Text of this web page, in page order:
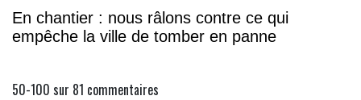
En chantier : nous râlons contre ce qui
empêche la ville de tomber en panne
50-100 sur 81 commentaires